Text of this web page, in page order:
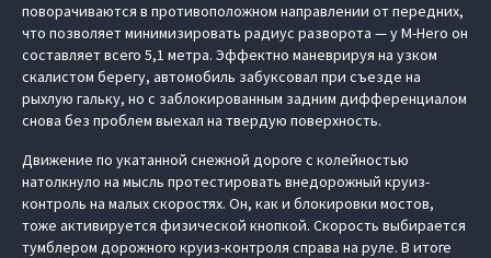
поворачиваются в противоположном направлении от передних,
что позволяет минимизировать радиус разворота — у M-Hero он
составляет всего 5,1 метра. Эффектно маневрируя на узком
скалистом берегу, автомобиль забуксовал при съезде на
рыхлую гальку, но с заблокированным задним дифференциалом
снова без проблем выехал на твердую поверхность.
Движение по укатанной снежной дороге с колейностью
натолкнуло на мысль протестировать внедорожный круиз-
контроль на малых скоростях. Он, как и блокировки мостов,
тоже активируется физической кнопкой. Скорость выбирается
тумблером дорожного круиз-контроля справа на руле. В итоге